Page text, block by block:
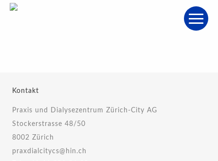
Kontakt
Praxis und Dialysezentrum Zürich-City AG
Stockerstrasse 48/50
8002 Zürich
praxdialcitycs@hin.ch